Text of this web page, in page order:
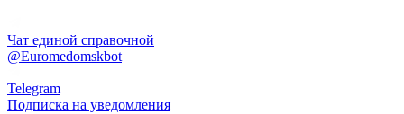
Чат единой справочной
@Euromedomskbot
Telegram
Подписка на уведомления